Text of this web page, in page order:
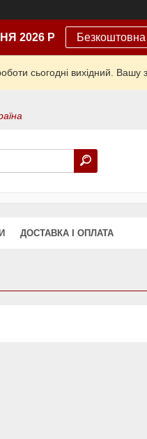
2026 Р Безкоштовна
сьогодні вихідний.
ДОСТАВКА І ОПЛАТА